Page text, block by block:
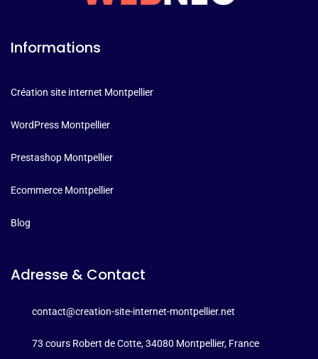
Informations
Création site internet Montpellier
WordPress Montpellier
Prestashop Montpellier
Ecommerce Montpellier
Blog
Adresse & Contact
contact@creation-site-internet-montpellier.net
73 cours Robert de Cotte, 34080 Montpellier, France